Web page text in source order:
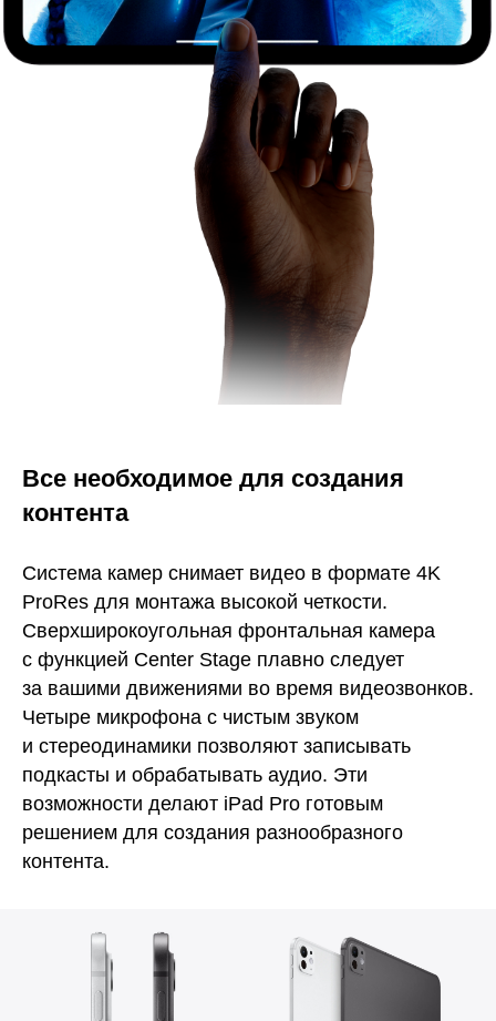
Все необходимое для создания
контента
Система камер снимает видео в формате 4K
ProRes для монтажа высокой четкости.
Сверхширокоугольная фронтальная камера
с функцией Center Stage плавно следует
за вашими движениями во время видеозвонков.
Четыре микрофона с чистым звуком
и стереодинамики позволяют записывать
подкасты и обрабатывать аудио. Эти
возможности делают iPad Pro готовым
решением для создания разнообразного
контента.